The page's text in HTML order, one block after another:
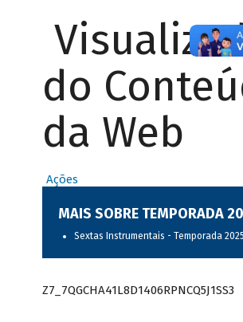
do
da Web
Ações
MAIS SOBRE TEMPORADA
Sextas Instrumentais - Temporada 2025
Z7_7QGCHA41L8D1406RPNCQ5J1SS3